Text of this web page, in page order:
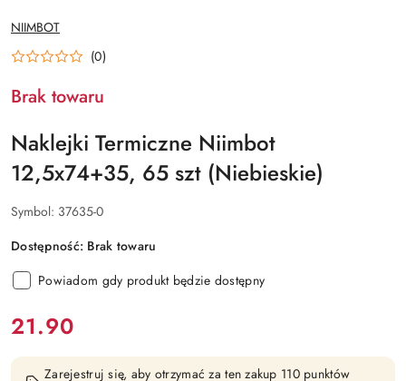
NAZWA
PRODUCENTA:
NIIMBOT
(0)
Brak towaru
Naklejki Termiczne Niimbot
12,5x74+35, 65 szt (Niebieskie)
Symbol: 37635-0
Dostępność: Brak towaru
Powiadom gdy produkt będzie dostępny
cena:
21.90
Zarejestruj się, aby otrzymać za ten zakup 110 punktów